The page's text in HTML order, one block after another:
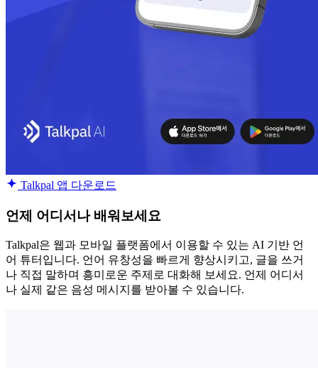
Talkpal 앱 다운로드
언제 어디서나 배워보세요
Talkpal은 웹과 모바일 플랫폼에서 이용할 수 있는 AI 기반 언
어 튜터입니다. 언어 유창성을 빠르게 향상시키고, 글을 쓰거
나 직접 말하며 흥미로운 주제로 대화해 보세요. 언제 어디서
나 실제 같은 음성 메시지를 받아볼 수 있습니다.